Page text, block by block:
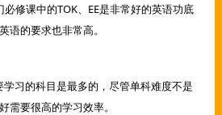
修课中的TOK、EE是非常好的英语功底
语的要求也非常高。
习的科目是最多的，尽管单科难度不是
需要很高的学习效率。